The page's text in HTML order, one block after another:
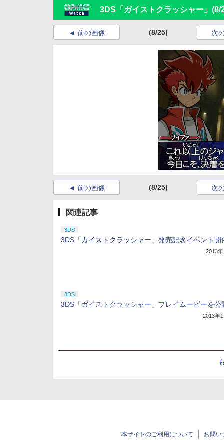
3DS「ガイストクラッシャー」 (8/
前の画像 (8/25) 次
前の画像 (8/25) 次
関連記事
3DS
3DS「ガイストクラッシャー」発売記念イベント開
2013年
3DS
3DS「ガイストクラッシャー」プレイムービーを公
2013年
本サイトのご利用について お問い